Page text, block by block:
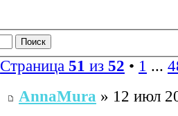
Страница 51 из 52 • 1 ...
AnnaMura » 12 июл